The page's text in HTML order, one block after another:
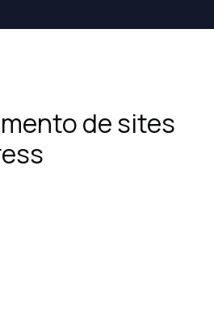
de sites